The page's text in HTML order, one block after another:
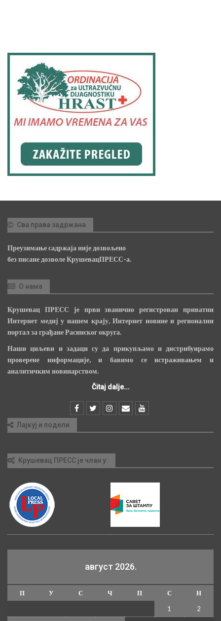
Сва права задржана
Преузимање садржаја није дозвољено
без писане дозволе КрушевацПРЕСС-а.
О нама
Крушевац ПРЕСС је први званично регистрован приватни
Интернет медиј у нашем крају, Интернет новине и регионални
портал за грађане Расинског округа.
Наши циљеви и задаци су да прикупљамо и дистрибуирамо
проверене информације, и бавимо се истраживањем и
аналитичким новинарством.
Čitaj dalje...
Лајкуј и подели
Крушевац ПРЕСС је члан у:
август 2026.
П У С Ч П С
Н
1
2